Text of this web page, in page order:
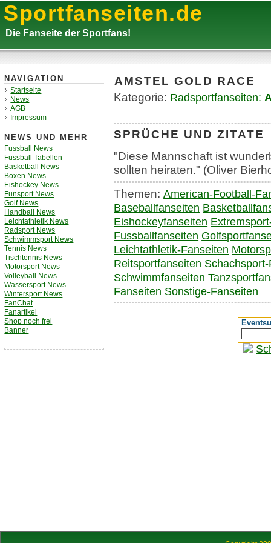
Sportfanseiten.de
Die Fanseite der Sportfans!
NAVIGATION
Startseite
News
AGB
Impressum
NEWS UND MEHR
Fussball News
Fussball Tabellen
Basketball News
Boxen News
Eishockey News
Funsport News
Golf News
Handball News
Leichtathletik News
Radsport News
Schwimmsport News
Tennis News
Tischtennis News
Motorsport News
Volleyball News
Wassersport News
Wintersport News
FanChat
Fanartikel
Shop noch frei
Banner
AMSTEL GOLD RACE
Kategorie: Radsportfanseiten:
SPRÜCHE UND ZITATE
"Diese Mannschaft ist
sollten heiraten." (Oliver
Themen:American-Football-
Baseballfanseiten
Eishockeyfanseiten
Fussballfanseiten
Leichtathletik-Fanseiten
Reitsportfanseiten
Schwimmfanseiten
Fanseiten Sonstige-Fanseiten